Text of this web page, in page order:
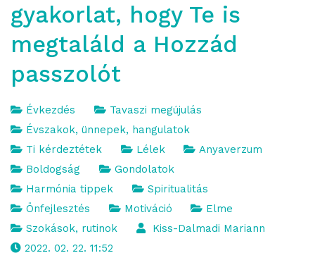
gyakorlat, hogy Te is
megtaláld a Hozzád
passzolót
Évkezdés
Tavaszi megújulás
Évszakok, ünnepek, hangulatok
Ti kérdeztétek
Lélek
Anyaverzum
Boldogság
Gondolatok
Harmónia tippek
Spiritualitás
Önfejlesztés
Motiváció
Elme
Szokások, rutinok
Kiss-Dalmadi Mariann
2022. 02. 22. 11:52